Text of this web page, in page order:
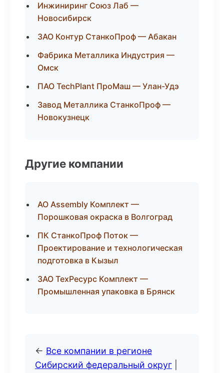
Инжиниринг Союз Лаб —
Новосибирск
ЗАО Контур СтанкоПроф — Абакан
Фабрика Металлика Индустрия —
Омск
ПАО TechPlant ПроМаш — Улан-Удэ
Завод Металлика СтанкоПроф —
Новокузнецк
Другие компании
АО Assembly Комплект —
Порошковая окраска в Волгоград
ПК СтанкоПроф Поток —
Проектирование и технологическая
подготовка в Кызыл
ЗАО ТехРесурс Комплект —
Промышленная упаковка в Брянск
← Все компании в регионе
Сибирский федеральный округ